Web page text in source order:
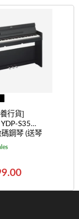
行貨]
YDP-S35
鋼琴 (送琴
)